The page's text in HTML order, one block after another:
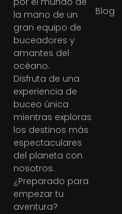
la mano de un
gran equipo de
buceadores y
amantes del
océano.
Disfruta de una
experiencia de
buceo única
mientras exploras
los destinos más
espectaculares
del planeta con
nosotros.
¿Preparado para
empezar tu
aventura?
Blog